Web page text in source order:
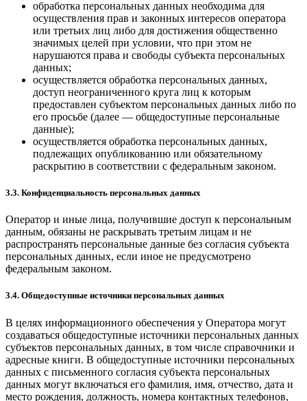
обработка персональных данных необходима для
осуществления прав и законных интересов оператора
или третьих лиц либо для достижения общественно
значимых целей при условии, что при этом не
нарушаются права и свободы субъекта персональных
данных;
осуществляется обработка персональных данных,
доступ неограниченного круга лиц к которым
предоставлен субъектом персональных данных либо по
его просьбе (далее — общедоступные персональные
данные);
осуществляется обработка персональных данных,
подлежащих опубликованию или обязательному
раскрытию в соответствии с федеральным законом.
3.3. Конфиденциальность персональных данных
Оператор и иные лица, получившие доступ к персональным
данным, обязаны не раскрывать третьим лицам и не
распространять персональные данные без согласия субъекта
персональных данных, если иное не предусмотрено
федеральным законом.
3.4. Общедоступные источники персональных данных
В целях информационного обеспечения у Оператора могут
создаваться общедоступные источники персональных данных
субъектов персональных данных, в том числе справочники и
адресные книги. В общедоступные источники персональных
данных с письменного согласия субъекта персональных
данных могут включаться его фамилия, имя, отчество, дата и
место рождения, должность, номера контактных телефонов,